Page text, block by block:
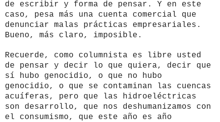
de escribir y forma de pensar. Y en este
caso, pesa más una cuenta comercial que
denunciar malas prácticas empresariales.
Bueno, más claro, imposible.
Recuerde, como columnista es libre usted
de pensar y decir lo que quiera, decir que
sí hubo genocidio, o que no hubo
genocidio, o que se contaminan las cuencas
acuíferas, pero que las hidroeléctricas
son desarrollo, que nos deshumanizamos con
el consumismo, que este año es año